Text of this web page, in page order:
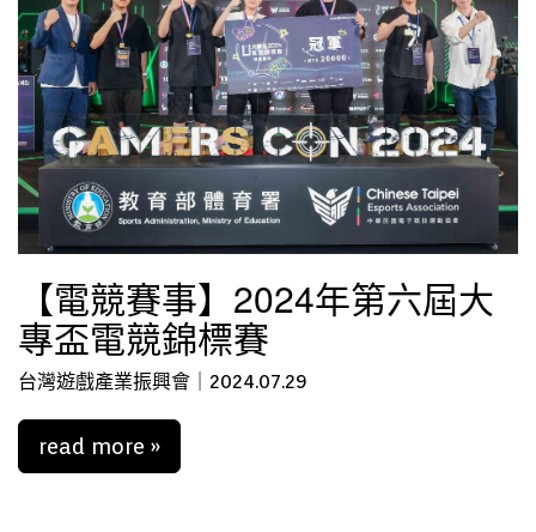
【電競賽事】2024年第六屆大
專盃電競錦標賽
台灣遊戲產業振興會｜2024.07.29
read more »